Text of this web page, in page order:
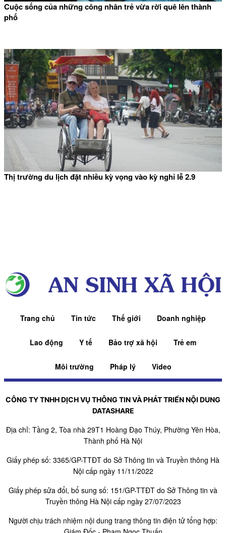
Cuộc sống của những công nhân trẻ vừa rời quê lên thành
phố
Thị trường du lịch đặt nhiều kỳ vọng vào kỳ nghỉ lễ 2.9
Trang chủ Tin tức Thế giới Doanh nghiệp
Lao động Y tế Bảo trợ xã hội Trẻ em
Môi trường Pháp lý Video
CÔNG TY TNHH DỊCH VỤ THÔNG TIN VÀ PHÁT TRIỂN NỘI DUNG
DATASHARE
Địa chỉ: Tầng 2, Tòa nhà 29T1 Hoàng Đạo Thúy, Phường Yên Hòa,
Thành phố Hà Nội
Giấy phép số: 3365/GP-TTĐT do Sở Thông tin và Truyền thông Hà
Nội cấp ngày 11/11/2022
Giấy phép sửa đổi, bổ sung số: 151/GP-TTĐT do Sở Thông tin và
Truyền thông Hà Nội cấp ngày 27/07/2023
Người chịu trách nhiệm nội dung trang thông tin điện tử tổng hợp: